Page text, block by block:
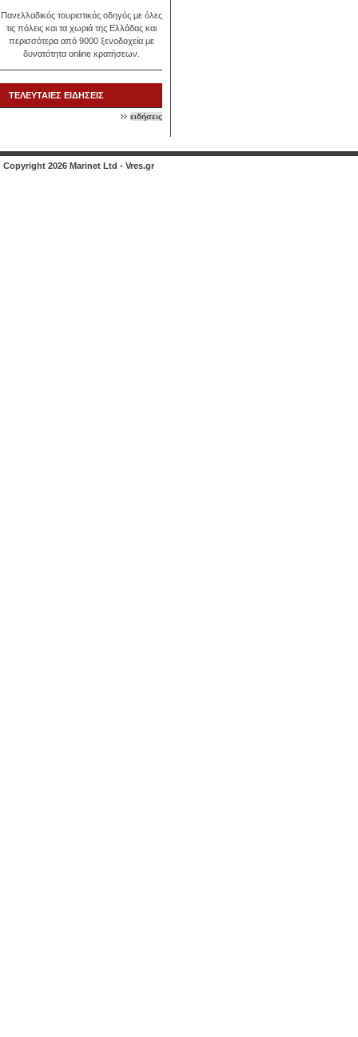
Πανελλαδικός τουριστικός οδηγός με όλες
τις πόλεις και τα χωριά της Ελλάδας και
περισσότερα από 9000 ξενοδοχεία με
δυνατότητα online κρατήσεων.
ΤΕΛΕΥΤΑΙΕΣ ΕΙΔΗΣΕΙΣ
ειδήσεις
Copyright 2026 Marinet Ltd - Vres.gr